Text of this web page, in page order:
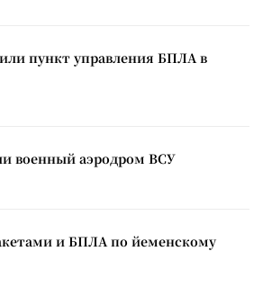
пункт управления БПЛА в
военный аэродром ВСУ
и БПЛА по йеменскому